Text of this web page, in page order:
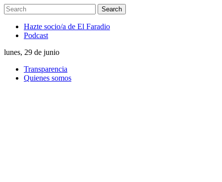
Hazte socio/a de El Faradio
Podcast
lunes, 29 de junio
Transparencia
Quienes somos